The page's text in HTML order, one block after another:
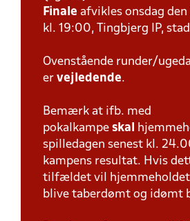
Finale afvikles onsdag
kl. 19:00, Tingbjerg IP,
Ovenstående runder/
er vejledende.
Bemærk at ifb. med
pokalkampe skal
spilledagen senest kl.
kampens resultat. Hvis
tilfældet vil
blive taberdømt og idømt